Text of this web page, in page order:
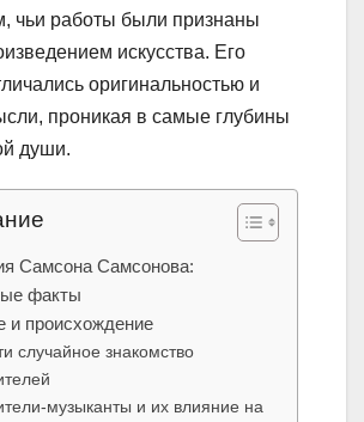
чьи работы были признаны
искусства. Его
оригинальностью и
проникая в самые глубины
души.
Самсона Самсонова:
факты
и происхождение
случайное знакомство
музыканты и их влияние на